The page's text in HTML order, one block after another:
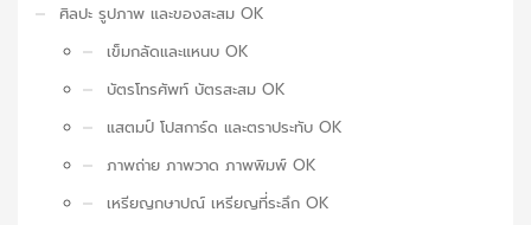
ศิลปะ รูปภาพ และของสะสม OK
เข็มกลัดและแหนบ OK
บัตรโทรศัพท์ บัตรสะสม OK
แสตมป์ โปสการ์ด และตราประทับ OK
ภาพถ่าย ภาพวาด ภาพพิมพ์ OK
เหรียญกษาปณ์ เหรียญที่ระลึก OK